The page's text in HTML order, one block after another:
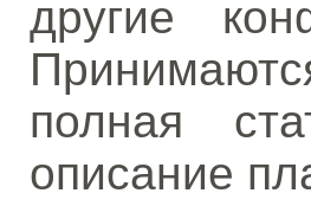
другие
полная
описание